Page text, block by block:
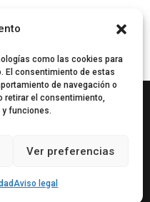
como las cookies para
El consentimiento de estas
de navegación o
retirar el consentimiento,
funciones.
Ver preferencias
Aviso legal